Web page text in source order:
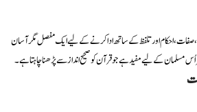
صفات، احکام اور تلفظ کے ساتھ ادا کرنے کے لیے ایک مفصل مگر آسان
مسلمان کے لیے مفید ہے جو قرآن کو صحیح انداز سے پڑھنا چاہتا ہے۔